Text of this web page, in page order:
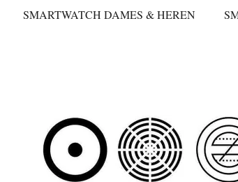
SMARTWATCH DAMES & HEREN